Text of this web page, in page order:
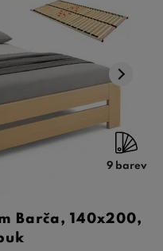
9 barev
Barča, 140x200,